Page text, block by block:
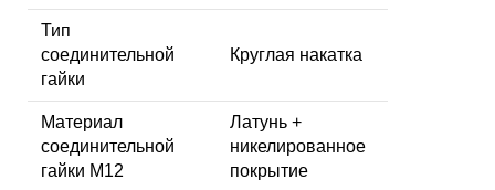
Тип
соединительной
гайки
Круглая накатка
Материал
соединительной
гайки M12
Латунь +
никелированное
покрытие